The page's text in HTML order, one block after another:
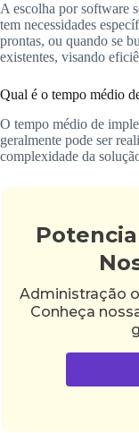
A escolha por software
tem necessidades
prontas, ou quando se
existentes, visando
Qual é o tempo médio
O tempo médio de
geralmente pode ser
complexidade da
Administração
Conheça